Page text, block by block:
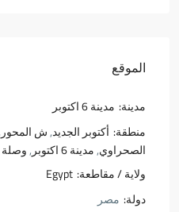
الموقع
مدينة: مدينة 6 اكتوبر
منطقة: أكتوبر الجديد,ش المحور
الصحراوي,مدينة 6 اكتوبر ,
ولاية / مقاطعة: Egypt
دولة: مصر